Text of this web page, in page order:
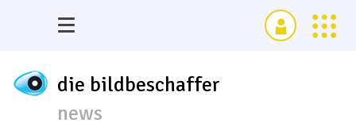
die bildbeschaffer
news